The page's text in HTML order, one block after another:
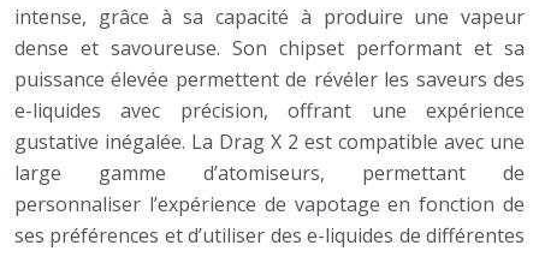
intense, grâce à sa capacité à produire une vapeur
dense et savoureuse. Son chipset performant et sa
puissance élevée permettent de révéler les saveurs des
e-liquides avec précision, offrant une expérience
gustative inégalée. La Drag X 2 est compatible avec une
large gamme d’atomiseurs, permettant de
personnaliser l’expérience de vapotage en fonction de
ses préférences et d’utiliser des e-liquides de différentes